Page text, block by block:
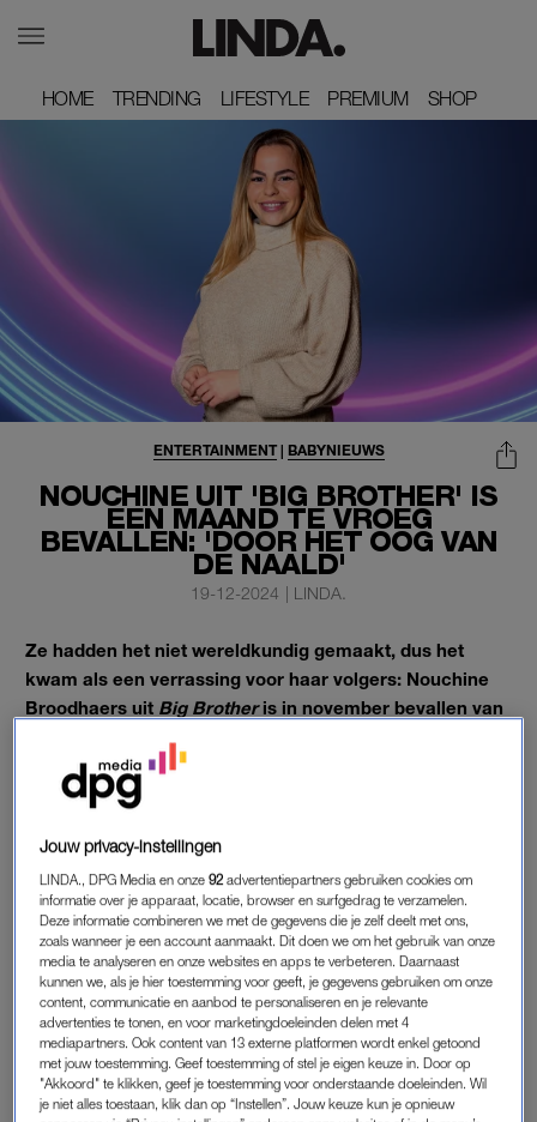
HOME
HOME TRENDING
TRENDING LIFESTYLE
LIFESTYLE PREMIUM
PREMIUM SHOP
SHOP
NOUCHINE UIT 'BIG BROTHER' IS
EEN MAAND TE VROEG
BEVALLEN: 'DOOR HET OOG VAN
DE NAALD'
ENTERTAINMENT| BABYNIEUWS
19-12-2024 | LINDA.
Ze hadden het niet wereldkundig gemaakt, dus het
kwam als een verrassing voor haar volgers: Nouchine
Broodhaers uit Big Brotheris in november bevallen van
De jongen heet Boaz.
ANGSTIGE KRAAMTIJD
Haar kraamtijd was alleen best pittig, zo laat ze weten via
social media. Broodhaers is een maand te vroeg bevallen.
‘Ons groot avontuur begon een maandje te vroeg. Door het
oog van een naald, bloedtransfusie in het kleine handje, enorm
goede zorgen van het ziekenhuis, tranen van angst, maar ook
van geluk, veel liefde, veel hongertjes, veel slaapjes, de eerste
lachjes, de babykreuntjes, de liefde. Alleen maar liefde en
Jouw privacy-instellingen
LINDA., DPG Media en onze92 advertentiepartners gebruiken cookies om
informatie over je apparaat, locatie, browser en surfgedrag te verzamelen.
Deze informatie combineren we met de gegevens die je zelf deelt met ons,
zoals wanneer je een account aanmaakt. Dit doen we om het gebruik van onze
media te analyseren en onze websites en apps te verbeteren. Daarnaast
kunnen we, als je hier toestemming voor geeft, je gegevens gebruiken om onze
content, communicatie en aanbod te personaliseren en je relevante
advertenties te tonen, en voor marketingdoeleinden delen met 4
mediapartners. Ook content van 13 externe platformen wordt enkel getoond
met jouw toestemming. Geef toestemming of stel je eigen keuze in. Door op
"Akkoord" te klikken, geef je toestemming voor onderstaande doeleinden. Wil
je niet alles toestaan, klik dan op “Instellen”. Jouw keuze kun je opnieuw